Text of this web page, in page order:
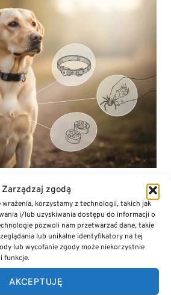
Zarządzaj zgodą
wrażenia, korzystamy z technologii, takich jak
i/lub uzyskiwania dostępu do informacji o
pozwoli nam przetwarzać dane, takie
lub unikalne identyfikatory na tej
lub wycofanie zgody może niekorzystnie
funkcje.
AKCEPTUJĘ
mogę umyć psa w
systemowo poprzez krwiobieg.
weterynaryjnych, w tym
3–4%, nie wypłukuje
nie obniża skuteczności